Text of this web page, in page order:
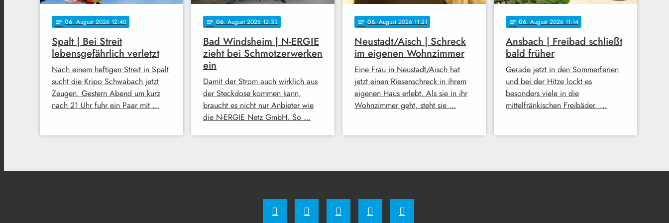
notes 06. August 2026 12:40
Spalt | Bei Streit
lebensgefährlich verletzt
Nach einem heftigen Streit in Spalt
sucht die Kripo Schwabach jetzt
Zeugen. Gestern Abend um kurz
nach 21 Uhr fuhr ein Paar mit …
notes 06. August 2026 12:33
Bad Windsheim | N-ERGIE
zieht bei Schmotzerwerken
ein
Damit der Strom auch wirklich aus
der Steckdose kommen kann,
braucht es nicht nur Anbieter wie
die N-ERGIE Netz GmbH. So …
notes 06. August 2026 11:21
Neustadt/Aisch | Schreck
im eigenen Wohnzimmer
Eine Frau in Neustadt/Aisch hat
jetzt einen Riesenschreck in ihrem
eigenen Haus erlebt. Als sie in ihr
Wohnzimmer geht, steht sie …
notes 06. August 2026 11:14
Ansbach | Freibad schließt
bald früher
Gerade jetzt in den Sommerferien
und bei der Hitze lockt es
besonders viele in die
mittelfränkischen Freibäder. …